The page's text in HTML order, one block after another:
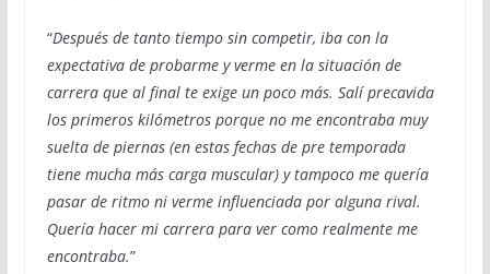
“Después de tanto tiempo sin competir, iba con la
expectativa de probarme y verme en la situación de
carrera que al final te exige un poco más. Salí precavida
los primeros kilómetros porque no me encontraba muy
suelta de piernas (en estas fechas de pre temporada
tiene mucha más carga muscular) y tampoco me quería
pasar de ritmo ni verme influenciada por alguna rival.
Quería hacer mi carrera para ver como realmente me
encontraba.”